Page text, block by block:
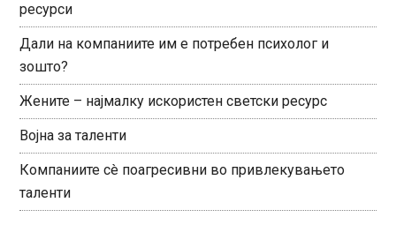
ресурси
Дали на компаниите им е потребен психолог и
зошто?
Жените – најмалку искористен светски ресурс
Војна за таленти
Компаниите сè поагресивни во привлекувањето
таленти